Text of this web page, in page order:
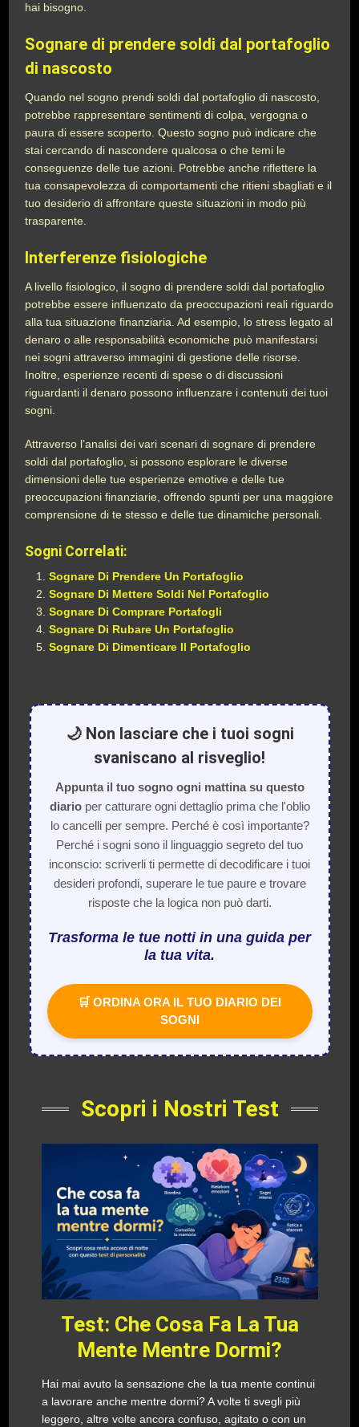
hai bisogno.
Sognare di prendere soldi dal portafoglio
di nascosto
Quando nel sogno prendi soldi dal portafoglio di nascosto,
potrebbe rappresentare sentimenti di colpa, vergogna o
paura di essere scoperto. Questo sogno può indicare che
stai cercando di nascondere qualcosa o che temi le
conseguenze delle tue azioni. Potrebbe anche riflettere la
tua consapevolezza di comportamenti che ritieni sbagliati e il
tuo desiderio di affrontare queste situazioni in modo più
trasparente.
Interferenze fisiologiche
A livello fisiologico, il sogno di prendere soldi dal portafoglio
potrebbe essere influenzato da preoccupazioni reali riguardo
alla tua situazione finanziaria. Ad esempio, lo stress legato al
denaro o alle responsabilità economiche può manifestarsi
nei sogni attraverso immagini di gestione delle risorse.
Inoltre, esperienze recenti di spese o di discussioni
riguardanti il denaro possono influenzare i contenuti dei tuoi
sogni.
Attraverso l’analisi dei vari scenari di sognare di prendere
soldi dal portafoglio, si possono esplorare le diverse
dimensioni delle tue esperienze emotive e delle tue
preoccupazioni finanziarie, offrendo spunti per una maggiore
comprensione di te stesso e delle tue dinamiche personali.
Sogni Correlati:
Sognare Di Prendere Un Portafoglio
Sognare Di Mettere Soldi Nel Portafoglio
Sognare Di Comprare Portafogli
Sognare Di Rubare Un Portafoglio
Sognare Di Dimenticare Il Portafoglio
🌙 Non lasciare che i tuoi sogni
svaniscano al risveglio!
Appunta il tuo sogno ogni mattina su questo
diarioper catturare ogni dettaglio prima che l'oblio
lo cancelli per sempre. Perché è così importante?
Perché i sogni sono il linguaggio segreto del tuo
inconscio: scriverli ti permette di decodificare i tuoi
desideri profondi, superare le tue paure e trovare
risposte che la logica non può darti.
Trasforma le tue notti in una guida per
la tua vita.
🛒 ORDINA ORA IL TUO DIARIO DEI
SOGNI
Scopri i Nostri Test
Test: Che Cosa Fa La Tua
Mente Mentre Dormi?
Hai mai avuto la sensazione che la tua mente continui
a lavorare anche mentre dormi? A volte ti svegli più
leggero, altre volte ancora confuso, agitato o con un